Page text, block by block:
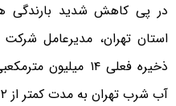
در پی کاهش شدید
استان تهران، مدیرعامل
ذخیره فعلی ۱۴
آب شرب تهران به مدت کمتر از ۲ هفته کفایت می‌کند.